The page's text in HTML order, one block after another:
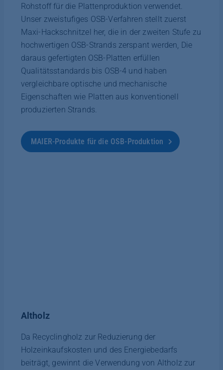
Rohstoff für die Plattenproduktion verwendet.
Unser zweistufiges OSB-Verfahren stellt zuerst
Maxi-Hackschnitzel her, die in der zweiten Stufe zu
hochwertigen OSB-Strands zerspant werden, Die
daraus gefertigten OSB-Platten erfüllen
Qualitätsstandards bis OSB-4 und haben
vergleichbare optische und mechanische
Eigenschaften wie Platten aus konventionell
produzierten Strands.
MAIER-Produkte für die OSB-Produktion
Altholz
Da Recyclingholz zur Reduzierung der
Holzeinkaufskosten und des Energiebedarfs
beiträgt, gewinnt die Verwendung von Altholz zur